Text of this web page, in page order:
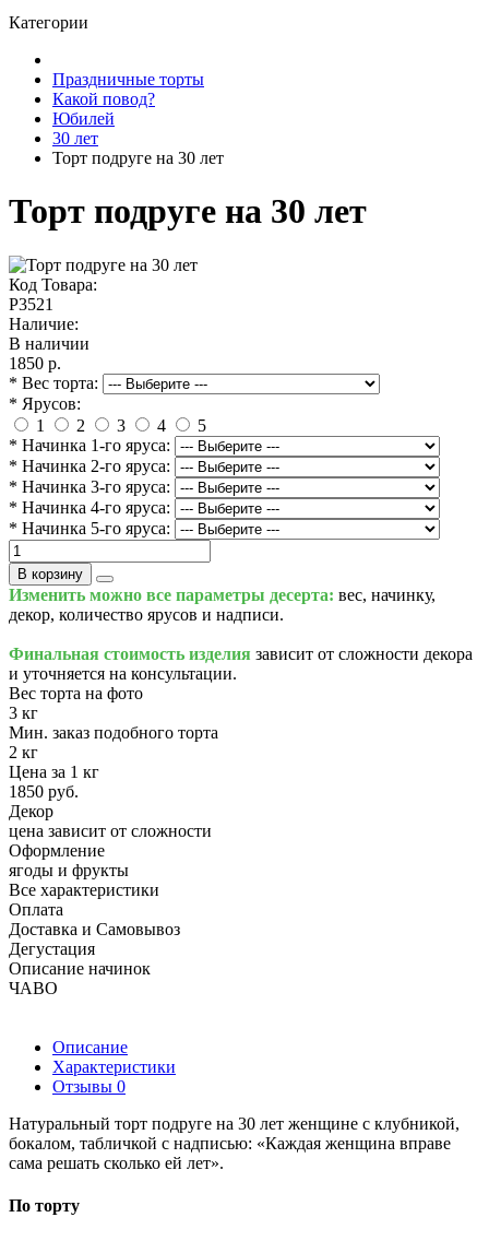
Категории
Праздничные торты
Какой повод?
Юбилей
30 лет
Торт подруге на 30 лет
Торт подруге на 30 лет
Код Товара:
P3521
Наличие:
В наличии
1850 р.
* Вес торта:
* Ярусов:
1
2 3 4
5
* Начинка 1-го яруса:
* Начинка 2-го яруса:
* Начинка 3-го яруса:
* Начинка 4-го яруса:
* Начинка 5-го яруса:
В корзину
Изменить можно все параметры десерта: вес, начинку,
декор, количество ярусов и надписи.
Финальная стоимость изделия зависит от сложности декора
и уточняется на консультации.
Вес торта на фото
3 кг
Мин. заказ подобного торта
2 кг
Цена за 1 кг
1850 руб.
Декор
цена зависит от сложности
Оформление
ягоды и фрукты
Все характеристики
Оплата
Доставка и Самовывоз
Дегустация
Описание начинок
ЧАВО
Описание
Характеристики
Отзывы 0
Натуральный торт подруге на 30 лет женщине с клубникой,
бокалом, табличкой с надписью: «Каждая женщина вправе
сама решать сколько ей лет».
По торту